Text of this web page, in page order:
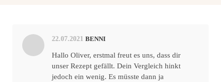
22.07.2021 BENNI
Hallo Oliver, erstmal freut es uns, dass dir
unser Rezept gefällt. Dein Vergleich hinkt
jedoch ein wenig. Es müsste dann ja